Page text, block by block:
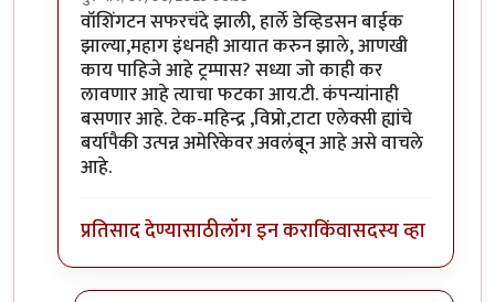
In reply toआपण BRICKS देशांच्या गटातbyकंजूस
वॉशिंगटन सफरचंदे झाली, हार्ले डेव्हिडसन बाईक
झाल्या,महाग इंधनही आयात करुन झाले, आणखी
काय पाहिजे आहे ट्रम्पास? सध्या जो काही कर
लावणार आहे त्याचा फटका आय.टी. कंपन्यांनाही
बसणार आहे. टेक-महिन्द्र ,विप्रो,टाटा एलेक्सी ह्यांचे
बर्यापैकी उत्पन्न अमेरिकेवर अवलंबून आहे असे वाचले
आहे.
प्रतिसाद देण्यासाठीलॉग इन कराकिंवासदस्य व्हा